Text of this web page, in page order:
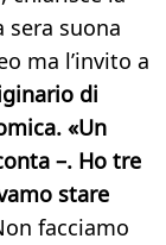
sera suona
ma l’invito a
di
«Un
–. Ho tre
stare
facciamo